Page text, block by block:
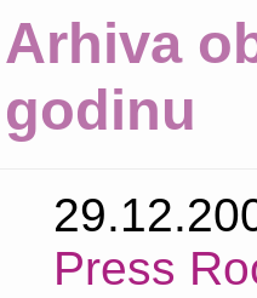
Arhiva
godinu
Press